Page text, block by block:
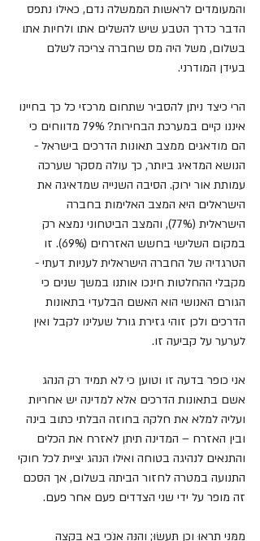
והמעומדים לראשות הממשלה נדם, כאילו נתפס
הדבר כדרך הטבע שיש להשלים אתו ולחיות אתו
בשלום, משל היה מס שחברה צריכה לשלם
בעידן המודרני.
הרי כיצד ניתן להסביר שתחום מרכזי כל כך בחיינו
איננו קיים במערכת הבחירות? 79% מדווחים כי
הם מודאגים ממצב תאונות הדרכים בישראל -
הנושא המדאיג ביותר, כך עולה מסקר שערכה
עמותת אור ירוק. הסיבה השנייה שמדאיגה את
הישראלים היא המצב האלימות בחברה
הישראלית (77%), והמצב הביטחוני נמצא רק
במקום השלישי בחשש האזרחים (69%). זו
הטרגדיה של החברה הישראלית לעניות דעתי -
מקבלי ההחלטות חינכו אותנו במשך שנים כי
הגורם האנושי הוא האשם הבלעדי בתאונות
הדרכים ולכן זוהי גזירת גורל שעלינו לקבל ואין
לערער על קביעה זו.
אני כופר בדעה זו וטוען כי לא תמיד רק הנהג
אשם בתאונות הדרכים אלא למדינה יש אחריות
ועליה למלא את חלקה בחוזה הבלתי כתוב בינה
ובין האזרח – המדינה תיתן לאזרח את הכלים
והתנאים לנהיגה בטוחה ואילו הנהג יציית לכל חוקי
התנועה במטרה לחזור הביתה בשלום, אך הסכם
זה מופר על ידי שני הצדדים פעם אחר פעם.
מִמֶּנִּי תִרְאוּ וְכֵן תַּעֲשׂוּ; וְהִנֵּה אָנֹכִי בָא בִּקְצֵה